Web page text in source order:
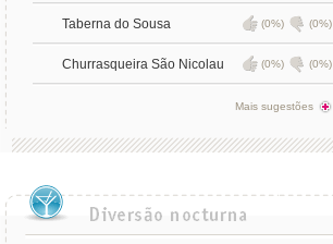
Taberna do Sousa (0%) (0%)
Churrasqueira São Nicolau (0%) (0%)
Mais sugestões